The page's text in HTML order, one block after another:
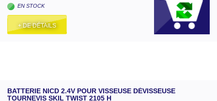
EN STOCK
+ DE DÉTAILS
BATTERIE NICD 2.4V POUR VISSEUSE DÉVISSEUSE
TOURNEVIS SKIL TWIST 2105 H